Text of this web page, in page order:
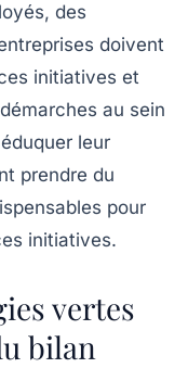
des
doivent
initiatives et
au sein
leur
prendre du
pour
initiatives.
vertes
bilan